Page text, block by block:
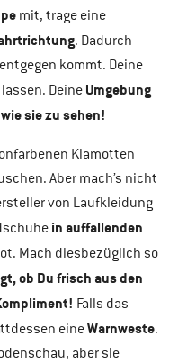
mit, trage eine
. Dadurch
kommt. Deine
Deine Umgebung
sie zu sehen!
Klamotten
Aber mach’s nicht
von Laufkleidung
in auffallenden
Mach diesbezüglich so
ob Du frisch aus den
Falls das
eineWarnweste.
aber sie